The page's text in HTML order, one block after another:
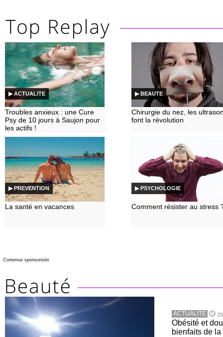
▶ ACTUALITE
Troubles anxieux : une Cure
Psy de 10 jours à Saujon pour
les actifs !
▶ BEAUTE
Chirurgie du nez, les
font la révolution
▶ PREVENTION
La santé en vacances
▶ PSYCHOLOGIE
Comment résister au stress
Contenus sponsorisés
ACTUALITE
Obésité et
bienfaits de